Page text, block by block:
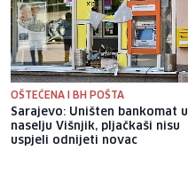
OŠTEĆENA I BH POŠTA
Sarajevo: Uništen bankomat u
naselju Višnjik, pljačkaši nisu
uspjeli odnijeti novac